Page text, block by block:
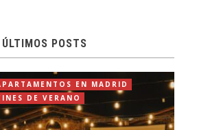
ÚLTIMOS POSTS
EN MADRID
DE VERANO